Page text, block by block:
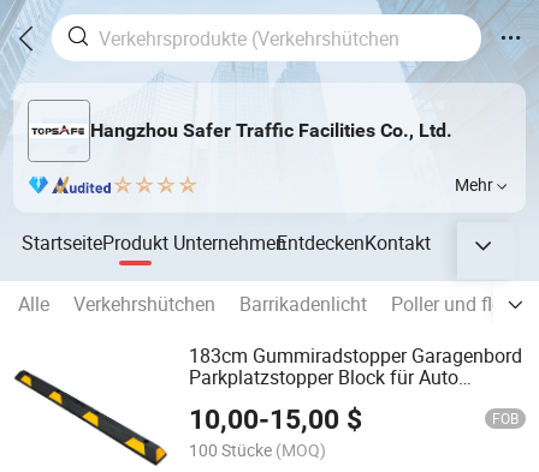
Hangzhou Safer Traffic Facilities Co., Ltd.
Mehr
StartseiteProdukt UnternehmenEntdeckenKontakt
Alle Verkehrshütchen Barrikadenlicht
Poller und
183cm Gummiradstopper Garagenbord
Parkplatzstopper Block für Auto
10,00-15,00 $ FOB
100 Stücke (MOQ)